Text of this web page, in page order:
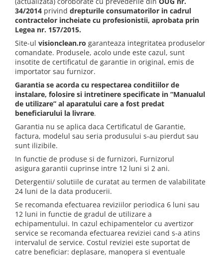
Gama de cosmetice hoteliere
Salvatore Ferragamo
Gama de cosmetice hoteliere Sense
Papuci hotel
34/2014 privind drepturile consumatorilor in cadrul
contractelor incheiate cu profesionistii, aprobata prin
Legea nr. 157/2015.
Site-ul visionclean.ro garanteaza integritatea produselor
comandate. Produsele, acolo unde este cazul, sunt
insotite de certificatul de garantie in original, emis de
importator sau furnizor.
Garantia se acorda cu respectarea conditiilor de
instalare, folosire si intretinere specificate in “Manualul
de utilizare” al aparatului care a fost predat
beneficiarului la livrare.
Garantia nu se aplica daca Certificatul de Garantie,
factura, modelul sau seria produsului s-au pierdut sau
sunt ilizibile.
In functie de produse si de furnizori, Furnizorul
asigura garantii cuprinse intre 12 luni si 2 ani.
Detergentii/ solutiile de curatat au termen de valabilitate
24 luni de la data producerii.
Se recomanda efectuarea reviziilor periodica 6 luni sau
12 luni in functie de gradul de utilizare a
echipamentului. In cazul echipamentelor cu avertizor
service se recomanda efectuarea reviziei cand s-a atins
intervalul de service. Costul reviziei este suportat de
catre beneficiar: deplasare, manopera si eventuale